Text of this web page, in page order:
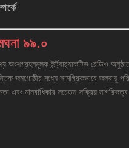
৯৯.০
অংশগ্রহনমূলক ইর্ন্ট্যার‌্যাকটিভ রেডিও
জনগোষ্ঠীর মধ্যে সামগ্রিকভাবে জলবায়ু
এবং মানবাধিকার সচেতন সক্রিয়